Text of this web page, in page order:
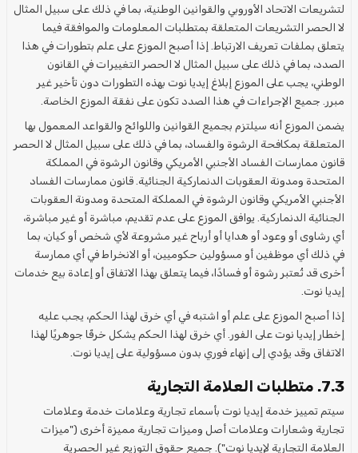
لتشريعات الاتحاد الأوروبي والقوانين الوطنية، بما في ذلك على سبيل المثال
لا الحصر التشريعات المتعلقة بمتطلبات المعلومات والموافقة فيما
يتعلق بملفات تعريف الارتباط. إذا أصبح الموزع على علم بتطورات في هذا
الصدد، بما في ذلك على سبيل المثال لا الحصر التغييرات في القانون
الوطني، يجب على الموزع إبلاغ إيديا نوت بهذه التطورات دون تأخير غير
مبرر. جميع الإجراءات في هذا الصدد تكون على نفقة الموزع الخاصة.
يضمن الموزع أنه سيلتزم بجميع القوانين واللوائح والقواعد المعمول بها
المتعلقة بمكافحة الرشوة والفساد، بما في ذلك على سبيل المثال لا الحصر
قانون ممارسات الفساد الأجنبي الأمريكي وقانون الرشوة في المملكة
المتحدة ومدونة العقوبات الدنماركية الجنائية. قانون ممارسات الفساد
الأجنبي الأمريكي وقانون الرشوة في المملكة المتحدة ومدونة العقوبات
الجنائية الدنماركية. يوافق الموزع على عدم تقديم، مباشرة أو غير مباشرة،
أي رشاوى أو وعود أو هدايا أو أرباح غير مشروعة لأي شخص أو كيان، بما
في ذلك أي موظفين أو مسؤولين حكوميين، أو الانخراط في أي ممارسة
أخرى قد تُعتبر رشوة أو فسادًا، فيما يتعلق بهذا الاتفاق أو إعادة بيع خدمات
إيديا نوت.
إذا أصبح الموزع على علم أو اشتبه في أي خرق لهذا الحكم، يجب عليه
إخطار إيديا نوت على الفور. أي خرق لهذا الحكم يشكل خرقًا جوهريًا لهذا
الاتفاق وقد يؤدي إلى إنهاء فوري بدون مسؤولية على إيديا نوت.
7.3. متطلبات العلامة التجارية
سيتم تمييز خدمة إيديا نوت بأسماء تجارية وعلامات خدمة وعلامات
تجارية وشعارات وعلامات أصل وميزات تجارية مميزة أخرى ("ميزات
العلامة التجارية لإيديا نوت"). جميع حقوق التوزيع غير الحصرية